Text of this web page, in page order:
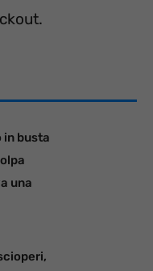
in busta
una